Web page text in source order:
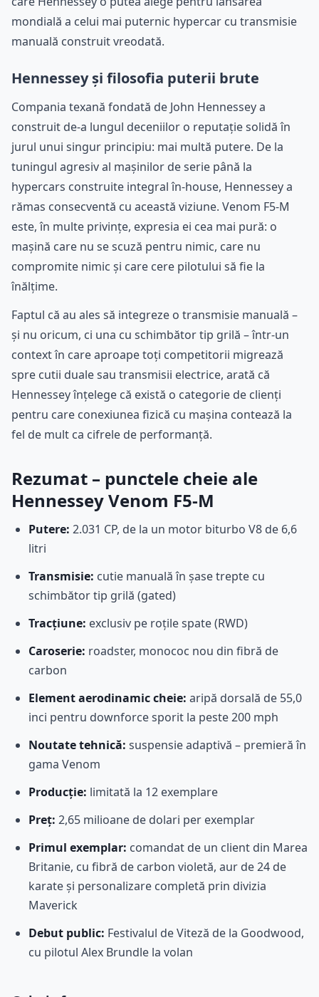
mondială a celui mai puternic hypercar cu transmisie
manuală construit vreodată.
Hennessey și filosofia puterii brute
Compania texană fondată de John Hennessey a
construit de-a lungul deceniilor o reputație solidă în
jurul unui singur principiu: mai multă putere. De la
tuningul agresiv al mașinilor de serie până la
hypercars construite integral în-house, Hennessey a
rămas consecventă cu această viziune. Venom F5-M
este, în multe privințe, expresia ei cea mai pură: o
mașină care nu se scuză pentru nimic, care nu
compromite nimic și care cere pilotului să fie la
înălțime.
Faptul că au ales să integreze o transmisie manuală –
și nu oricum, ci una cu schimbător tip grilă – într-un
context în care aproape toți competitorii migrează
spre cutii duale sau transmisii electrice, arată că
Hennessey înțelege că există o categorie de clienți
pentru care conexiunea fizică cu mașina contează la
fel de mult ca cifrele de performanță.
Rezumat – punctele cheie ale
Hennessey Venom F5-M
Putere: 2.031 CP, de la un motor biturbo V8 de 6,6
litri
Transmisie: cutie manuală în șase trepte cu
schimbător tip grilă (gated)
Tracțiune: exclusiv pe roțile spate (RWD)
Caroserie: roadster, monococ nou din fibră de
carbon
Element aerodinamic cheie: aripă dorsală de 55,0
inci pentru downforce sporit la peste 200 mph
Noutate tehnică: suspensie adaptivă – premieră în
gama Venom
Producție: limitată la 12 exemplare
Preț: 2,65 milioane de dolari per exemplar
Primul exemplar: comandat de un client din Marea
Britanie, cu fibră de carbon violetă, aur de 24 de
karate și personalizare completă prin divizia
Maverick
Debut public: Festivalul de Viteză de la Goodwood,
cu pilotul Alex Brundle la volan